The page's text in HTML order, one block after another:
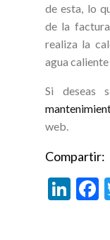
de esta, lo
de la
realiza la
agua
Si deseas
web.
Compartir:
Li